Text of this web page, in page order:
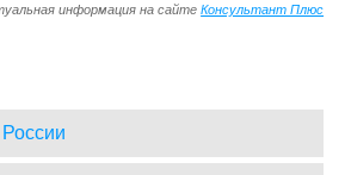
информация на сайтеКонсультант Плюс